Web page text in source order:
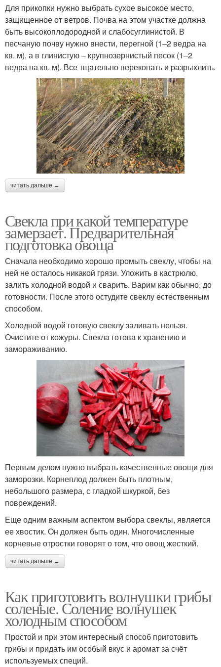
Для прикопки нужно выбрать сухое высокое место,
защищенное от ветров. Почва на этом участке должна
быть высокоплодородной и слабосуглинистой. В
песчаную почву нужно внести, перегной (1–2 ведра на
кв. м), а в глинистую – крупнозернистый песок (1–2
ведра на кв. м). Все тщательно перекопать и разрыхлить.
читать дальше →
Свекла при какой температуре
замерзает. Предварительная
подготовка овоща
Сначала необходимо хорошо промыть свеклу, чтобы на
ней не осталось никакой грязи. Уложить в кастрюлю,
залить холодной водой и сварить. Варим как обычно, до
готовности. После этого остудите свеклу естественным
способом.
Холодной водой готовую свеклу заливать нельзя.
Очистите от кожуры. Свекла готова к хранению и
замораживанию.
Первым делом нужно выбрать качественные овощи для
заморозки. Корнеплод должен быть плотным,
небольшого размера, с гладкой шкуркой, без
повреждений.
Еще одним важным аспектом выбора свеклы, является
ее хвостик. Он должен быть один. Многочисленные
корневые отростки говорят о том, что овощ жесткий.
читать дальше →
Как приготовить волнушки грибы
соленые. Соление волнушек
холодным способом
Простой и при этом интересный способ приготовить
грибы и придать им особый вкус и аромат за счёт
используемых специй.